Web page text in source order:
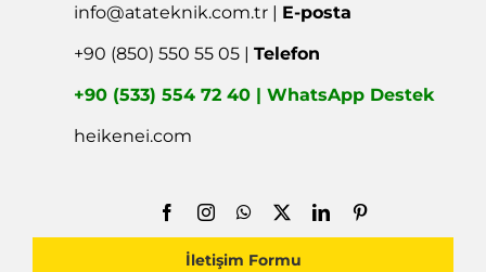
info@atateknik.com.tr | E-posta
+90 (850) 550 55 05 |Telefon
+90 (533) 554 72 40 | WhatsApp Destek
heikenei.com
İletişim Formu